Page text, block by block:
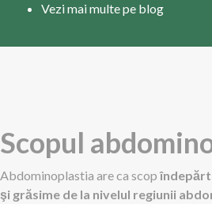
Vezi mai multe pe blog
Scopul
Abdominoplastia are ca scop
şi grăsime de la nivelul regiunii